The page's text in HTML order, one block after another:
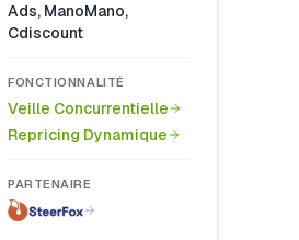
Ads, ManoMano,
Cdiscount
FONCTIONNALITÉ
Veille Concurrentielle
Repricing Dynamique
PARTENAIRE